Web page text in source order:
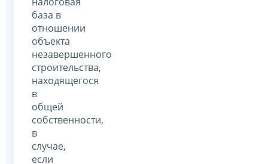
база в
отношении
объекта
незавершенного
строительства,
находящегося
в
общей
собственности,
в
случае,
если